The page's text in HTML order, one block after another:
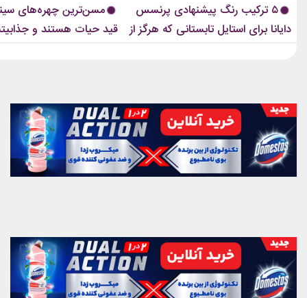
سال‌های جوانی محدود...
ابروهای بسیار نازک دهه ۱۹۹۰ و اوایل دهه...
۵ ترکیب رنگ پیشنهادی پرنسس
دایانا برای استایل تابستانی که هرگز از
مد نمی‌افتند
مسن‌ترین چهره‌های
قید حیات هستند و
هم باقیست!